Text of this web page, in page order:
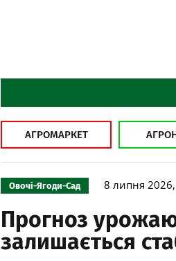
АГРОМАРКЕТ
Овочі-Ягоди-Сад 8 липня
Прогноз урожаю
залишається